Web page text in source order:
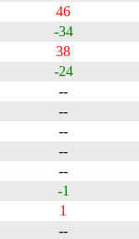
46
-34
38
-24
--
--
--
--
--
-1
1
--